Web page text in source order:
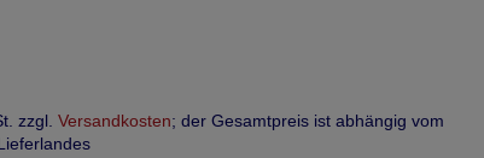
zzgl. Versandkosten; der Gesamtpreis ist abhängig vom